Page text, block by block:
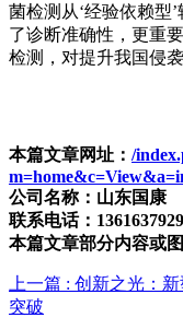
菌检测从‘经验依赖型
了诊断准确性，更重
检测，对提升我国侵
本篇文章网址： /
公司名称：山东国康
联系电话：
本篇文章部分内容或
上一篇 : 创新之光：
突破